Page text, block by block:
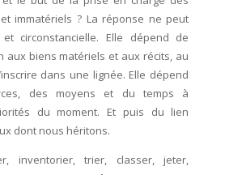
immatériels ? La réponse ne peut
et circonstancielle. Elle dépend de
aux biens matériels et aux récits, au
dans une lignée. Elle dépend
des moyens et du temps à
du moment. Et puis du lien
dont nous héritons.
inventorier, trier, classer, jeter,